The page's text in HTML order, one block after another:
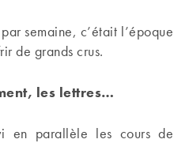
semaine, c’était l’époque
de grands crus.
les lettres…
en parallèle les cours de